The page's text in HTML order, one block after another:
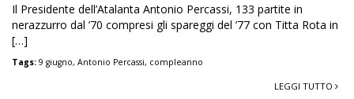
Il Presidente dell’Atalanta Antonio Percassi, 133 partite in
nerazzurro dal ’70 compresi gli spareggi del ’77 con Titta Rota in
[…]
Tags: 9 giugno, Antonio Percassi, compleanno
LEGGI TUTTO